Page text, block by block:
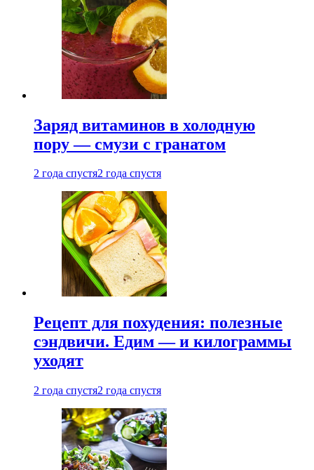
Заряд витаминов в холодную
пору — смузи с гранатом
2 года спустя2 года спустя
Рецепт для похудения: полезные
сэндвичи. Едим — и килограммы
уходят
2 года спустя2 года спустя